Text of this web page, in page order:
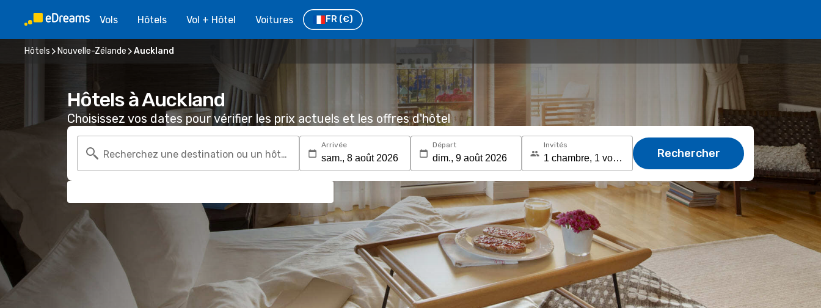
Vols Hôtels Vol + Hôtel Voitures FR (€)
Hôtels Nouvelle-Zélande Auckland
Hôtels à Auckland
Choisissez vos dates pour vérifier les prix actuels et les offres d'hôtel
Recherchez une destination ou un hôtel
Arrivée Départ Invités
Rechercher